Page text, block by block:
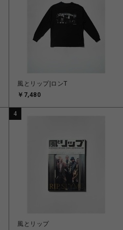
風とリップ|ロンT
￥7,480
4
風とリップ